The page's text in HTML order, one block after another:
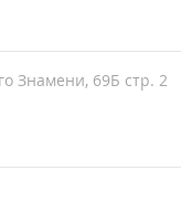
Знамени, 69Б стр. 2